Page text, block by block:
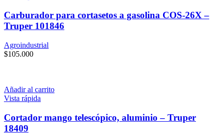
Carburador para cortasetos a gasolina COS-26X –
Truper 101846
Agroindustrial
$105.000
Añadir al carrito
Vista rápida
Cortador mango telescópico, aluminio – Truper
18409